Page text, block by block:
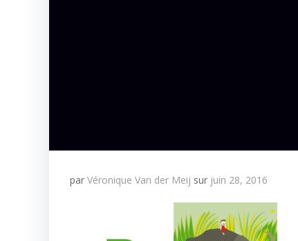
par Véronique Van der Meij sur juin 28, 2016